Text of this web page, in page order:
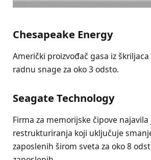
Chesapeake Energy
Američki proizvođač gasa iz
radnu snage za oko 3 odsto.
Seagate Technology
Firma za memorijske čipove najavila
restrukturiranja koji uključuje
zaposlenih širom sveta za oko 8